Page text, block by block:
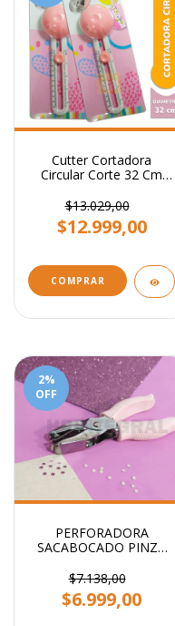
Cutter Cortadora
Circular Corte 32 Cm
$13.029,00
$12.999,00
2%
OFF
PERFORADORA
SACABOCADO PINZA
etiquetas
$7.138,00
$6.999,00